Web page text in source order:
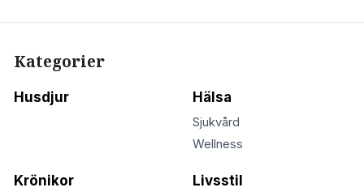
Kategorier
Husdjur Hälsa
Sjukvård
Wellness
Krönikor Livsstil